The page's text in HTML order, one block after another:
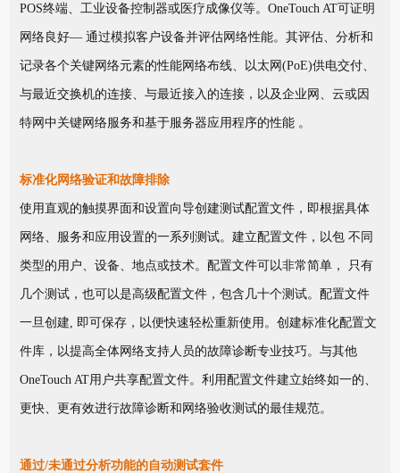
POS终端、工业设备控制器或医疗成像仪等。OneTouch AT可证明
网络良好— 通过模拟客户设备并评估网络性能。其评估、分析和
记录各个关键网络元素的性能网络布线、以太网(PoE)供电交付、
与最近交换机的连接、与最近接入的连接，以及企业网、云或因
特网中关键网络服务和基于服务器应用程序的性能 。
标准化网络验证和故障排除
使用直观的触摸界面和设置向导创建测试配置文件，即根据具体
网络、服务和应用设置的一系列测试。建立配置文件，以包 不同
类型的用户、设备、地点或技术。配置文件可以非常简单， 只有
几个测试，也可以是高级配置文件，包含几十个测试。配置文件
一旦创建, 即可保存，以便快速轻松重新使用。创建标准化配置文
件库，以提高全体网络支持人员的故障诊断专业技巧。与其他
OneTouch AT用户共享配置文件。利用配置文件建立始终如一的、
更快、更有效进行故障诊断和网络验收测试的最佳规范。
通过/未通过分析功能的自动测试套件